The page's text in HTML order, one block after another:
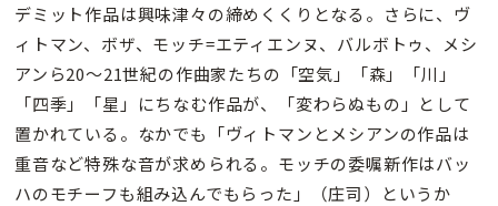
デミット作品は興味津々の締めくくりとなる。さらに、ヴ
ィトマン、ボザ、モッチ=エティエンヌ、バルボトゥ、メシ
アンら20〜21世紀の作曲家たちの「空気」「森」「川」
「四季」「星」にちなむ作品が、「変わらぬもの」として
置かれている。なかでも「ヴィトマンとメシアンの作品は
重音など特殊な音が求められる。モッチの委嘱新作はバッ
ハのモチーフも組み込んでもらった」（庄司）というか